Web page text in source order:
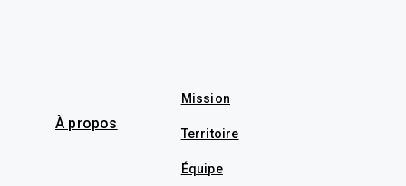
À propos
Mission
Territoire
Équipe